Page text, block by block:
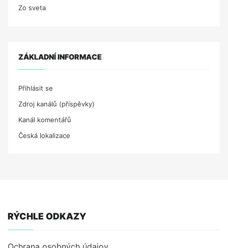
Zo sveta
ZÁKLADNÍ INFORMACE
Přihlásit se
Zdroj kanálů (příspěvky)
Kanál komentářů
Česká lokalizace
RÝCHLE ODKAZY